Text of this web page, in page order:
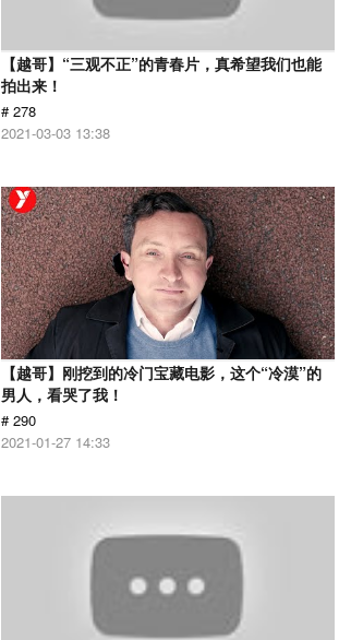
【越哥】“三观不正”的青春片，真希望我们也能
拍出来！
# 278
2021-03-03 13:38
【越哥】刚挖到的冷门宝藏电影，这个“冷漠”的
男人，看哭了我！
# 290
2021-01-27 14:33